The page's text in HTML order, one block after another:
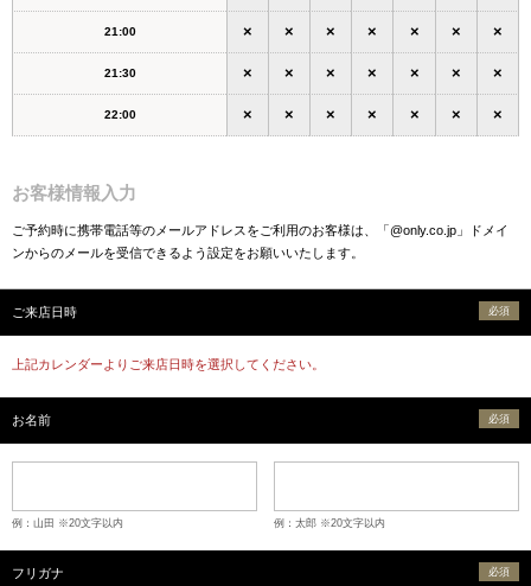
21:00 × × × × × × ×
21:30 × × × × × × ×
22:00 × × × × × × ×
お客様情報入力
ご予約時に携帯電話等のメールアドレスをご利用のお客様は、「@only.co.jp」ドメイ
ンからのメールを受信できるよう設定をお願いいたします。
ご来店日時 必須
上記カレンダーよりご来店日時を選択してください。
お名前 必須
例：山田 ※20文字以内 例：太郎 ※20文字以内
フリガナ 必須